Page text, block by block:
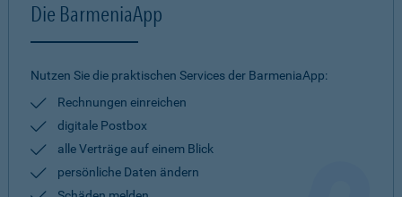
Die BarmeniaApp
Nutzen Sie die praktischen Services der BarmeniaApp:
Rechnungen einreichen
digitale Postbox
alle Verträge auf einem Blick
persönliche Daten ändern